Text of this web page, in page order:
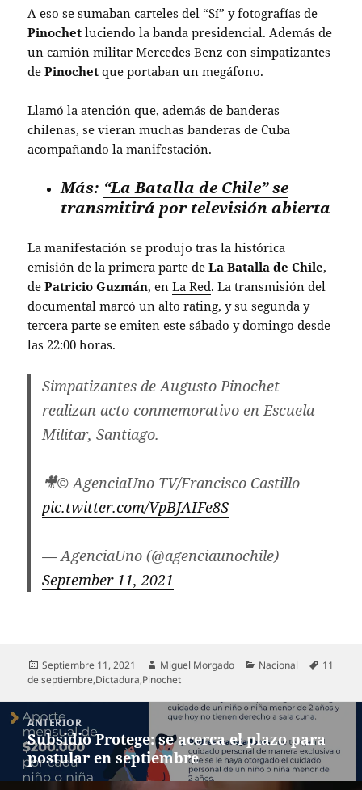
A eso se sumaban carteles del “Sí” y fotografías de
Pinochet luciendo la banda presidencial. Además de
un camión militar Mercedes Benz con simpatizantes
dePinochet que portaban un megáfono.
Llamó la atención que, además de banderas
chilenas, se vieran muchas banderas de Cuba
acompañando la manifestación.
Más: “La Batalla de Chile” se
transmitirá por televisión abierta
La manifestación se produjo tras la histórica
emisión de la primera parte deLa Batalla de Chile,
dePatricio Guzmán, enLa Red. La transmisión del
documental marcó un alto rating, y su segunda y
tercera parte se emiten este sábado y domingo desde
las 22:00 horas.
Simpatizantes de Augusto Pinochet
realizan acto conmemorativo en Escuela
Militar, Santiago.
🎥© AgenciaUno TV/Francisco Castillo
pic.twitter.com/VpBJAIFe8S
— AgenciaUno (@agenciaunochile)
September 11, 2021
Publicado
el
Septiembre 11, 2021 Autor
Miguel Morgado Categorías
Nacional
11
de septiembre,Dictadura,Pinochet
Navegación
entradas
ANTERIOR
Entrada
anterior:
Subsidio Protege: se acerca el plazo para
postular en septiembre